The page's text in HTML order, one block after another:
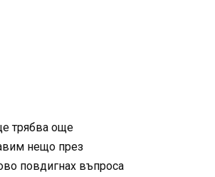
трябва още
нещо през
повдигнах въпроса